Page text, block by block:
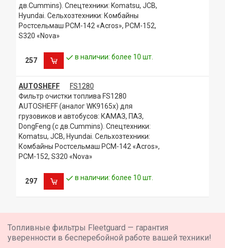
дв.Cummins). Спецтехники: Komatsu, JCB,
Hyundai. Сельхозтехники: Комбайны
Ростсельмаш РСМ-142 «Acros», РСМ-152,
S320 «Nova»
257 в наличии: более 10 шт.
AUTOSHEFF
FS1280
Фильтр очистки топлива FS1280
AUTOSHEFF (аналог WK9165x) для
грузовиков и автобусов: КАМАЗ, ПАЗ,
DongFeng (с дв.Cummins). Спецтехники:
Komatsu, JCB, Hyundai. Сельхозтехники:
Комбайны Ростсельмаш РСМ-142 «Acros»,
РСМ-152, S320 «Nova»
297 в наличии: более 10 шт.
Топливные фильтры Fleetguard — гарантия
уверенности в бесперебойной работе вашей техники!